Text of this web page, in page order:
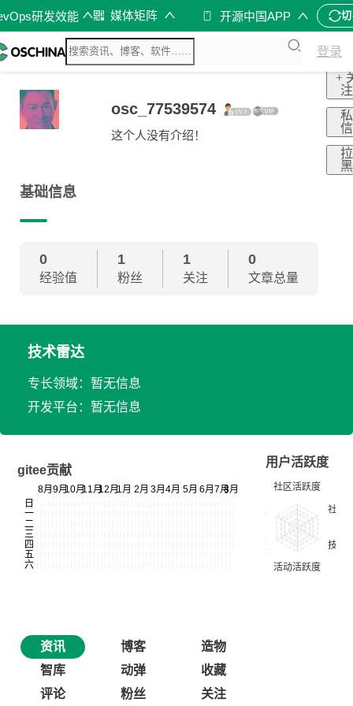
研发效能 媒体矩阵 开源中国APP
登录
osc_77539574
这个人没有介绍！
+
注
私
信
拉
黑
基础信息
0
经验值
1
粉丝
1
关注
0
文章总量
技术雷达
专长领域：暂无信息
开发平台：暂无信息
gitee贡献
用户活跃度
资讯 博客
造物
智库
动弹
收藏
评论
粉丝 关注